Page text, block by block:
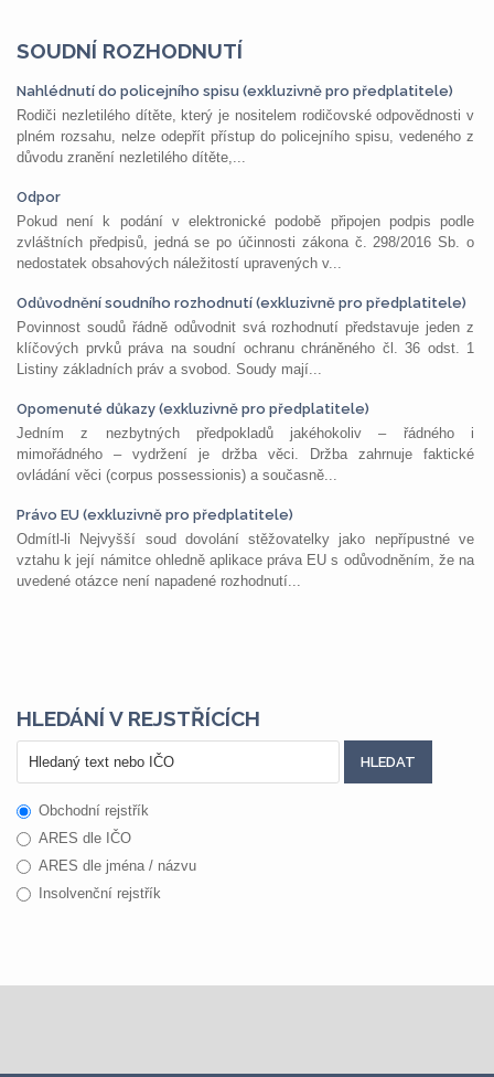
SOUDNÍ ROZHODNUTÍ
Nahlédnutí do policejního spisu (exkluzivně pro předplatitele)
Rodiči nezletilého dítěte, který je nositelem rodičovské odpovědnosti v
plném rozsahu, nelze odepřít přístup do policejního spisu, vedeného z
důvodu zranění nezletilého dítěte,...
Odpor
Pokud není k podání v elektronické podobě připojen podpis podle
zvláštních předpisů, jedná se po účinnosti zákona č. 298/2016 Sb. o
nedostatek obsahových náležitostí upravených v...
Odůvodnění soudního rozhodnutí (exkluzivně pro předplatitele)
Povinnost soudů řádně odůvodnit svá rozhodnutí představuje jeden z
klíčových prvků práva na soudní ochranu chráněného čl. 36 odst. 1
Listiny základních práv a svobod. Soudy mají...
Opomenuté důkazy (exkluzivně pro předplatitele)
Jedním z nezbytných předpokladů jakéhokoliv – řádného i
mimořádného – vydržení je držba věci. Držba zahrnuje faktické
ovládání věci (corpus possessionis) a současně...
Právo EU (exkluzivně pro předplatitele)
Odmítl-li Nejvyšší soud dovolání stěžovatelky jako nepřípustné ve
vztahu k její námitce ohledně aplikace práva EU s odůvodněním, že na
uvedené otázce není napadené rozhodnutí...
HLEDÁNÍ V REJSTŘÍCÍCH
Obchodní rejstřík
ARES dle IČO
ARES dle jména / názvu
Insolvenční rejstřík